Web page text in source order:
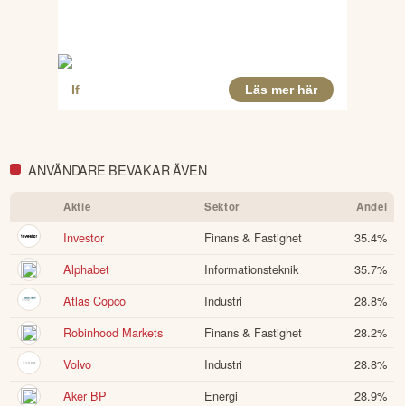
ANVÄNDARE BEVAKAR ÄVEN
Aktie Sektor Andel
Investor Finans & Fastighet 35.4%
Alphabet
Informationsteknik 35.7%
Atlas Copco
Industri 28.8%
Robinhood Markets
Finans & Fastighet 28.2%
Volvo
Industri 28.8%
Aker BP
Energi 28.9%